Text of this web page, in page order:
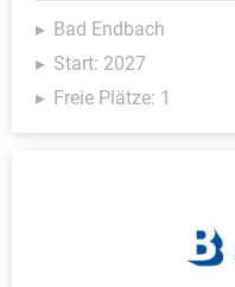
Bad Endbach
Start: 2027
Freie Plätze: 1